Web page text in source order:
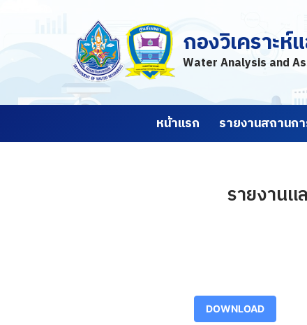
กองวิเคราะ
Water Analysis and
หน้าแรก รายงานสถานก
รายงาน
DOWNLOAD